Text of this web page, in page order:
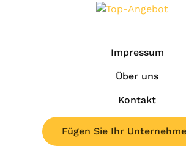
Impressum
Über uns
Kontakt
Fügen Sie Ihr